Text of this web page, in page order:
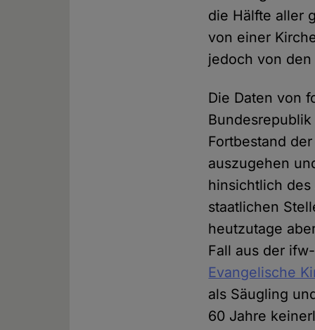
die Hälfte aller
von einer
jedoch von den
Die Daten von
Fortbestand
auszugehen
hinsichtlich
staatlichen
heutzutage
Fall aus der
Evangelische
als Säugling
60 Jahre